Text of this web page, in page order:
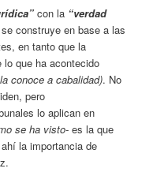
con la “verdad
construye en base a las
en tanto que la
lo que ha acontecido
conoce a cabalidad). No
pero
lo aplican en
se ha visto- es la que
la importancia de